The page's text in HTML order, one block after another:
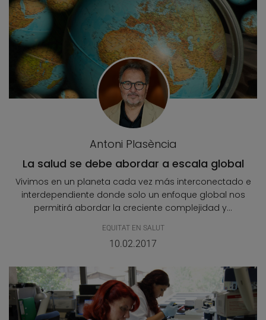
Antoni Plasència
La salud se debe abordar a escala global
Vivimos en un planeta cada vez más interconectado e
interdependiente donde solo un enfoque global nos
permitirá abordar la creciente complejidad y...
EQUITAT EN SALUT
10.02.2017